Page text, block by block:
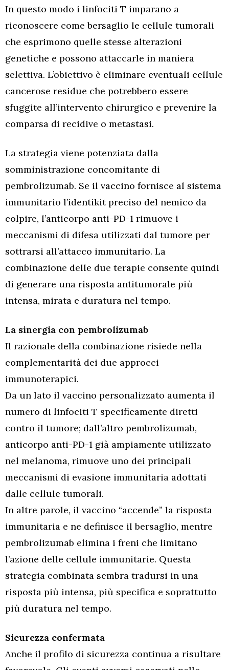
In questo modo i linfociti T imparano a
riconoscere come bersaglio le cellule tumorali
che esprimono quelle stesse alterazioni
genetiche e possono attaccarle in maniera
selettiva. L’obiettivo è eliminare eventuali cellule
cancerose residue che potrebbero essere
sfuggite all’intervento chirurgico e prevenire la
comparsa di recidive o metastasi.
La strategia viene potenziata dalla
somministrazione concomitante di
pembrolizumab. Se il vaccino fornisce al sistema
immunitario l’identikit preciso del nemico da
colpire, l’anticorpo anti-PD-1 rimuove i
meccanismi di difesa utilizzati dal tumore per
sottrarsi all’attacco immunitario. La
combinazione delle due terapie consente quindi
di generare una risposta antitumorale più
intensa, mirata e duratura nel tempo.
La sinergia con pembrolizumab
Il razionale della combinazione risiede nella
complementarità dei due approcci
immunoterapici.
Da un lato il vaccino personalizzato aumenta il
numero di linfociti T specificamente diretti
contro il tumore; dall’altro pembrolizumab,
anticorpo anti-PD-1 già ampiamente utilizzato
nel melanoma, rimuove uno dei principali
meccanismi di evasione immunitaria adottati
dalle cellule tumorali.
In altre parole, il vaccino “accende” la risposta
immunitaria e ne definisce il bersaglio, mentre
pembrolizumab elimina i freni che limitano
l’azione delle cellule immunitarie. Questa
strategia combinata sembra tradursi in una
risposta più intensa, più specifica e soprattutto
più duratura nel tempo.
Sicurezza confermata
Anche il profilo di sicurezza continua a risultare